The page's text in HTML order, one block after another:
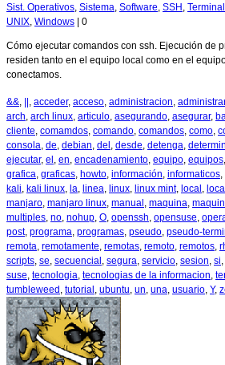
Sist. Operativos, Sistema, Software, SSH , Terminal
UNIX, Windows 0
Cómo ejecutar comandos con ssh. Ejecución de
residen tanto en el equipo local como en el
conectamos.
&&, , acceder, acceso, administracion, administrar
arch, arch linux, articulo, asegurando, asegurar,
cliente, comamdos, comando, comandos, como,
consola, de, debian, del , desde, detenga,
ejecutar, el , en, encadenamiento, equipo, equipos,
grafica, graficas, howto, información, informaticos,
kali, kali linux, la, linea, linux, linux mint, local ,
manjaro, manjaro linux, manual , maquina,
multiples, no, nohup, O, openssh, opensuse,
post, programa, programas, pseudo, pseudo-
remota, remotamente, remotas, remoto, remotos,
scripts, se, secuencial , segura, servicio, sesion, si,
suse, tecnologia, tecnologias de la informacion,
tumbleweed , tutorial , ubuntu, un, una, usuario, Y,